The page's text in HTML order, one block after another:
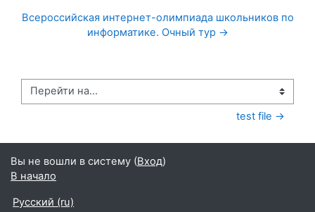
Всероссийская интернет-олимпиада школьников по
информатике. Очный тур →
Перейти на...
test file →
Вы не вошли в систему (Вход)
В начало
Русский ‎(ru)‎